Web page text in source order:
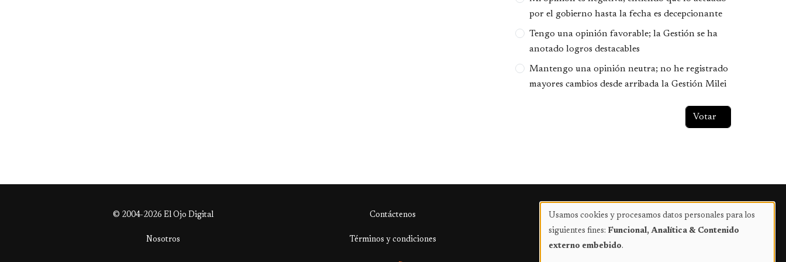
por el gobierno hasta la fecha es decepcionante
Tengo una opinión favorable; la Gestión se ha
anotado logros destacables
Mantengo una opinión neutra; no he registrado
mayores cambios desde arribada la Gestión Milei
© 2004-2026 El Ojo Digital Contáctenos Publicidad
Nosotros Términos y condiciones
Uso
de
Usamos cookies y procesamos datos personales para los
siguientes fines: Funcional, Analítica & Contenido
externo embebido.